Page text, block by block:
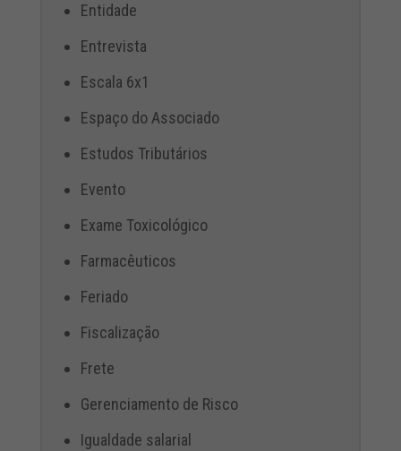
Entidade
Entrevista
Escala 6x1
Espaço do Associado
Estudos Tributários
Evento
Exame Toxicológico
Farmacêuticos
Feriado
Fiscalização
Frete
Gerenciamento de Risco
Igualdade salarial